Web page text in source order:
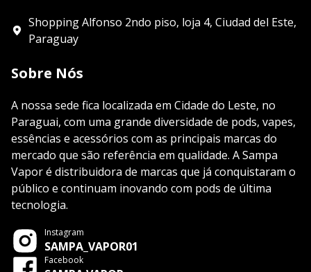
Shopping Alfonso 2ndo piso, loja 4, Ciudad del Este,
Paraguay
Sobre Nós
A nossa sede fica localizada em Cidade do Leste, no
Paraguai, com uma grande diversidade de pods, vapes,
essências e acessórios com as principais marcas do
mercado que são referência em qualidade. A Sampa
Vapor é distribuidora de marcas que já conquistaram o
público e continuam inovando com pods de última
tecnologia.
Instagram
SAMPA_VAPOR01
Facebook